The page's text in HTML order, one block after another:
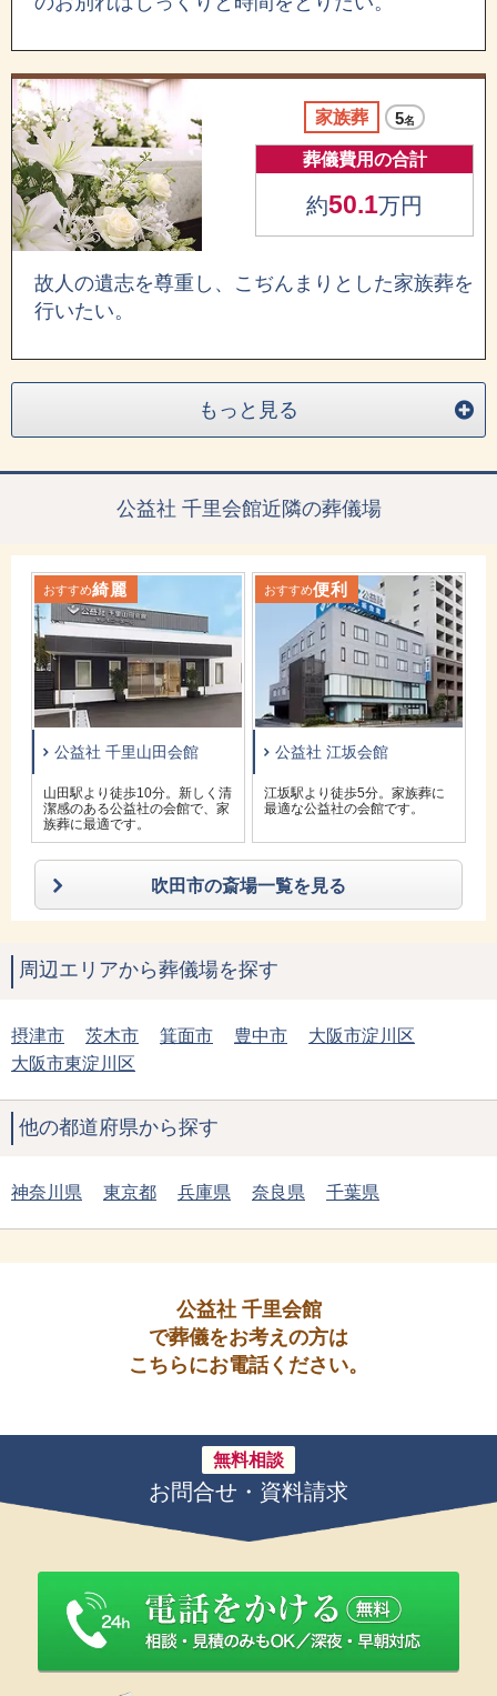
家族葬 5名
葬儀費用の合計
約50.1万円
故人の遺志を尊重し、こぢんまりとした家族葬を
行いたい。
もっと見る
公益社 千里会館近隣の葬儀場
おすすめ綺麗
公益社 千里山田会館
山田駅より徒歩10分。新しく清
潔感のある公益社の会館で、家
族葬に最適です。
おすすめ便利
公益社 江坂会館
江坂駅より徒歩5分。家族葬に
最適な公益社の会館です。
吹田市の斎場一覧を見る
周辺エリアから葬儀場を探す
摂津市 茨木市 箕面市 豊中市
大阪市淀川区
大阪市東淀川区
他の都道府県から探す
神奈川県 東京都 兵庫県 奈良県 千葉県
公益社 千里会館
で葬儀をお考えの方は
こちらにお電話ください。
無料相談
お問合せ・資料請求